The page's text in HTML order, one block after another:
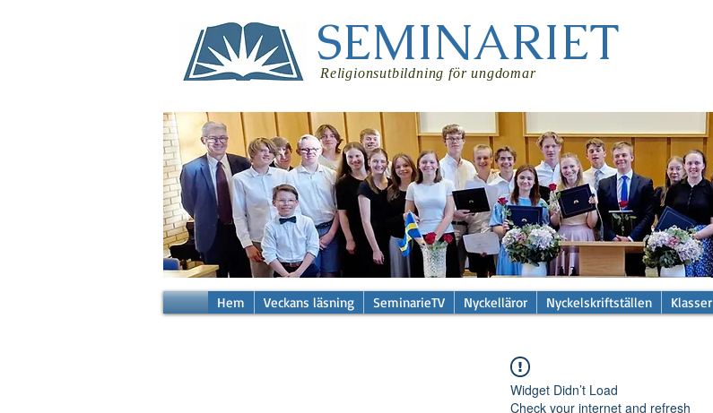
SEMINARIET
Religionsutbildning för ungdomar
Hem Veckans läsning SeminarieTV Nyckelläror Nyckelskriftställen Klasser
Widget Didn’t Load
Check your internet and refresh